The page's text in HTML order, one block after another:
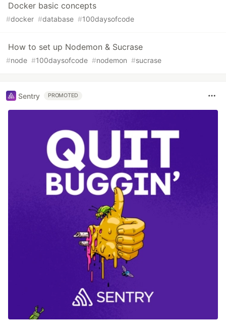
Docker basic concepts
#docker #database #100daysofcode
How to set up Nodemon & Sucrase
#node #100daysofcode #nodemon #sucrase
Sentry PROMOTED